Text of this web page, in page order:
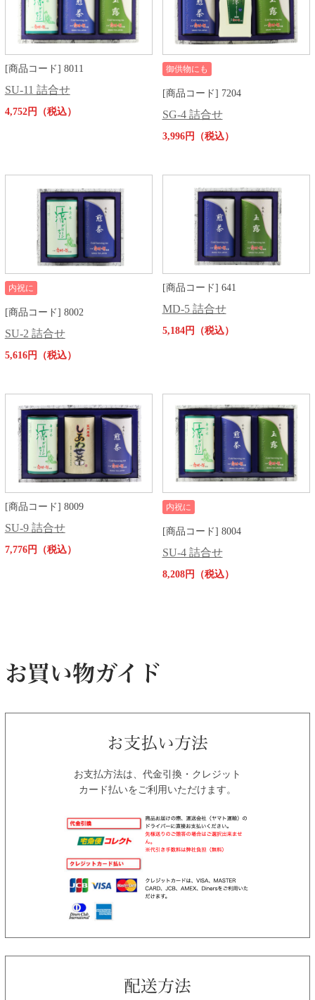
[商品コード] 8011
SU-11 詰合せ
4,752円（税込）
御供物にも
[商品コード] 7204
SG-4 詰合せ
3,996円（税込）
内祝に
[商品コード] 8002
SU-2 詰合せ
5,616円（税込）
[商品コード] 641
MD-5 詰合せ
5,184円（税込）
[商品コード] 8009
SU-9 詰合せ
7,776円（税込）
内祝に
[商品コード] 8004
SU-4 詰合せ
8,208円（税込）
お支払方法は、代金引換・クレジット
カード払いをご利用いただけます。